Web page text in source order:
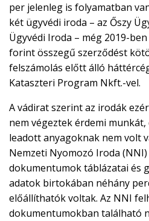
per jelenleg is folyamatban
két ügyvédi iroda – az Őszy
Ügyvédi Iroda – még 2019-
forint összegű szerződést
felszámolás előtt álló
Kataszteri Program Nkft.-vel.
A vádirat szerint az irodák
nem végeztek érdemi
leadott anyagoknak nem volt
Nemzeti Nyomozó Iroda
dokumentumok táblázatai és
adatok birtokában néhány
előállíthatók voltak. Az NNI
dokumentumokban található